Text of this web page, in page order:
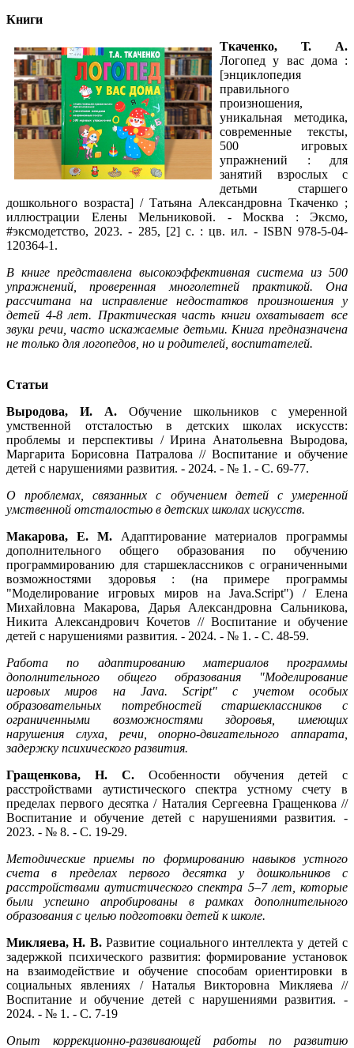
Книги
Ткаченко, Т. А.
Логопед у вас дома :
[энциклопедия
правильного
произношения,
уникальная методика,
современные тексты,
500 игровых
упражнений : для
занятий взрослых с
детьми старшего
дошкольного возраста] / Татьяна Александровна Ткаченко ;
иллюстрации Елены Мельниковой. - Москва : Эксмо,
#эксмодетство, 2023. - 285, [2] c. : цв. ил. - ISBN 978-5-04-
120364-1.
В книге представлена высокоэффективная система из 500
упражнений, проверенная многолетней практикой. Она
рассчитана на исправление недостатков произношения у
детей 4-8 лет. Практическая часть книги охватывает все
звуки речи, часто искажаемые детьми. Книга предназначена
не только для логопедов, но и родителей, воспитателей.
Статьи
Выродова, И. А. Обучение школьников с умеренной
умственной отсталостью в детских школах искусств:
проблемы и перспективы / Ирина Анатольевна Выродова,
Маргарита Борисовна Патралова // Воспитание и обучение
детей с нарушениями развития. - 2024. - № 1. - С. 69-77.
О проблемах, связанных с обучением детей с умеренной
умственной отсталостью в детских школах искусств.
Макарова, Е. М. Адаптирование материалов программы
дополнительного общего образования по обучению
программированию для старшеклассников с ограниченными
возможностями здоровья : (на примере программы
"Моделирование игровых миров на Java.Script") / Елена
Михайловна Макарова, Дарья Александровна Сальникова,
Никита Александрович Кочетов // Воспитание и обучение
детей с нарушениями развития. - 2024. - № 1. - С. 48-59.
Работа по адаптированию материалов программы
дополнительного общего образования "Моделирование
игровых миров на Java. Script" с учетом особых
образовательных потребностей старшеклассников с
ограниченными возможностями здоровья, имеющих
нарушения слуха, речи, опорно-двигательного аппарата,
задержку психического развития.
Гращенкова, Н. С.Особенности обучения детей с
расстройствами аутистического спектра устному счету в
пределах первого десятка / Наталия Сергеевна Гращенкова //
Воспитание и обучение детей с нарушениями развития. -
2023. - № 8. - С. 19-29.
Методические приемы по формированию навыков устного
счета в пределах первого десятка у дошкольников с
расстройствами аутистического спектра 5–7 лет, которые
были успешно апробированы в рамках дополнительного
образования с целью подготовки детей к школе.
Микляева, Н. В.Развитие социального интеллекта у детей с
задержкой психического развития: формирование установок
на взаимодействие и обучение способам ориентировки в
социальных явлениях / Наталья Викторовна Микляева //
Воспитание и обучение детей с нарушениями развития. -
2024. - № 1. - С. 7-19
Опыт коррекционно-развивающей работы по развитию